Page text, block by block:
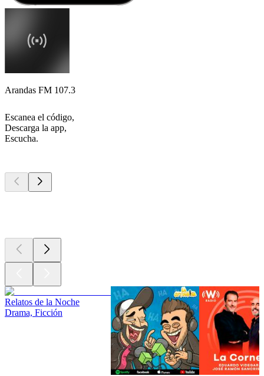
Arandas FM 107.3
Escanea el código,
Descarga la app,
Escucha.
Relatos de la Noche
Drama, Ficción